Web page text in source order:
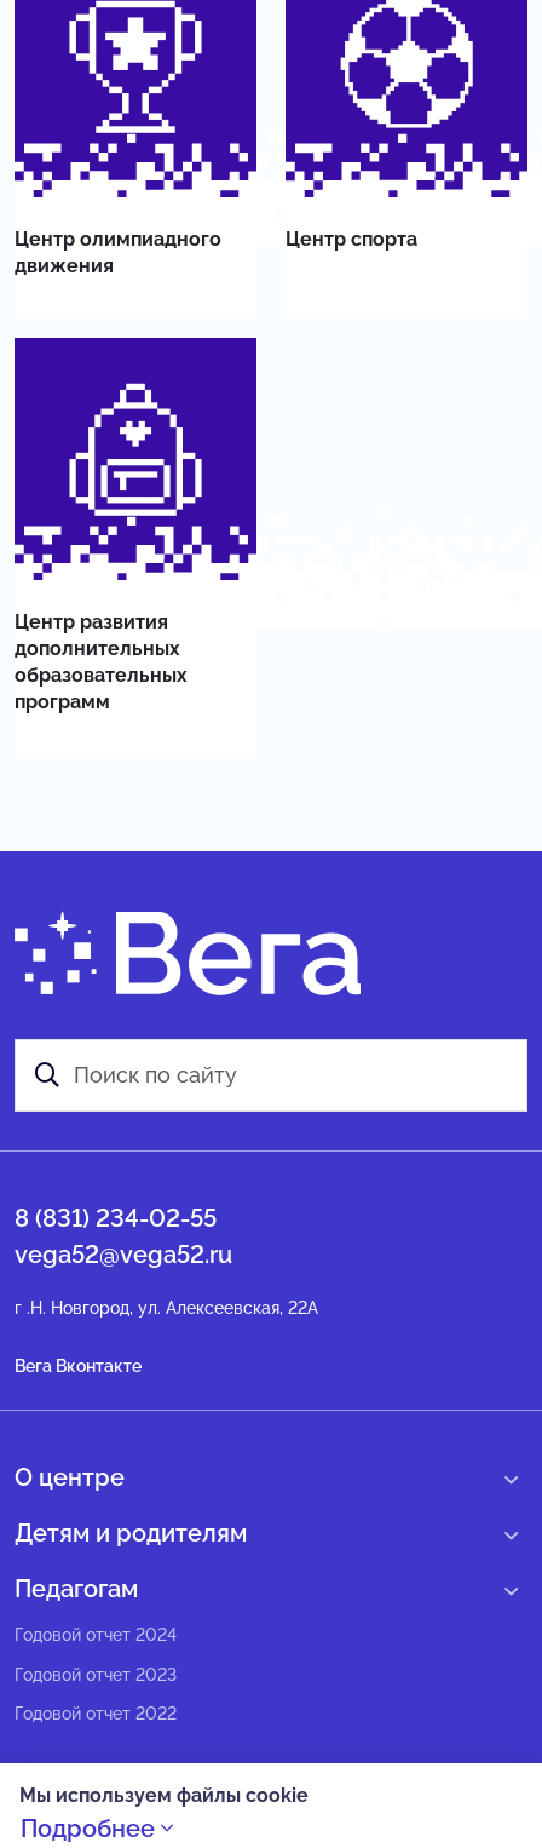
Центр олимпиадного
движения
Центр спорта
Центр развития
дополнительных
образовательных
программ
8 (831) 234-02-55
vega52@vega52.ru
г .Н. Новгород, ул. Алексеевская, 22А
Вега Вконтакте
О центре
О нас
Структура регионального центра
Педагогический состав
Попечительский совет
Экспертный совет
СМИ о нас
Новости
Детям и родителям
Учебные интенсивные сборы
Календарь всех событий
Педагогам
Программы Веги
Программы Сириус
Методические рекомендации
Годовой отчет 2024
Годовой отчет 2023
Годовой отчет 2022
Политика конфиденциальности
Мы используем файлы cookie
Подробнее